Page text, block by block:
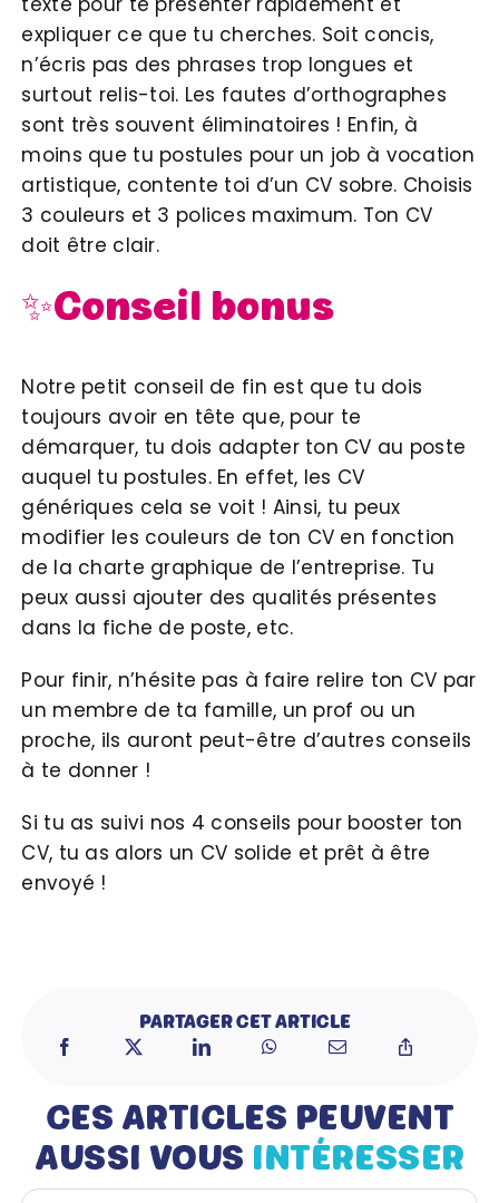
expliquer ce que tu cherches. Soit concis,
n’écris pas des phrases trop longues et
surtout relis-toi. Les fautes d’orthographes
sont très souvent éliminatoires ! Enfin, à
moins que tu postules pour un job à vocation
artistique, contente toi d’un CV sobre. Choisis
3 couleurs et 3 polices maximum. Ton CV
doit être clair.
✨Conseil bonus
Notre petit conseil de fin est que tu dois
toujours avoir en tête que, pour te
démarquer, tu dois adapter ton CV au poste
auquel tu postules. En effet, les CV
génériques cela se voit ! Ainsi, tu peux
modifier les couleurs de ton CV en fonction
de la charte graphique de l’entreprise. Tu
peux aussi ajouter des qualités présentes
dans la fiche de poste, etc.
Pour finir, n’hésite pas à faire relire ton CV par
un membre de ta famille, un prof ou un
proche, ils auront peut-être d’autres conseils
à te donner !
Si tu as suivi nos 4 conseils pour booster ton
CV, tu as alors un CV solide et prêt à être
envoyé !
PARTAGER CET ARTICLE
CES ARTICLES PEUVENT
AUSSI VOUS INTÉRESSER